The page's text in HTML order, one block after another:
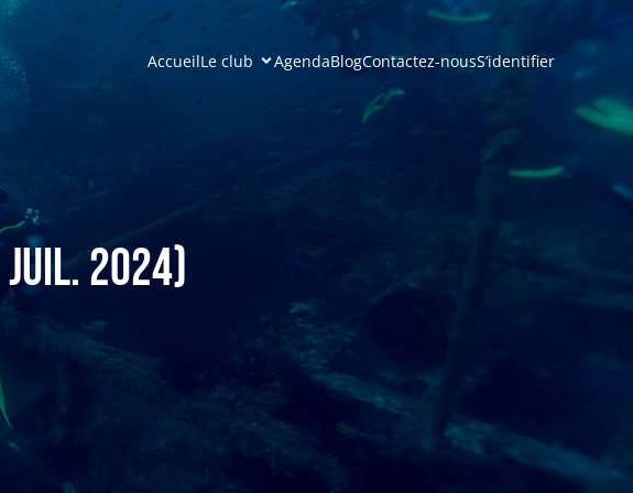
AccueilLe club AgendaBlogContactez-nousS’identifier
2024)